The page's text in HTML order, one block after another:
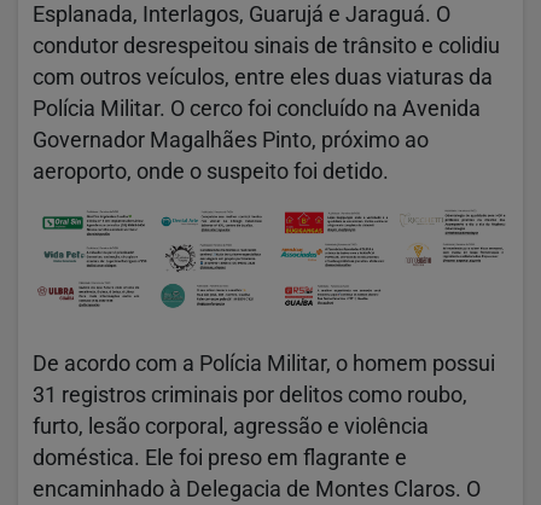
Esplanada, Interlagos, Guarujá e Jaraguá. O
condutor desrespeitou sinais de trânsito e colidiu
com outros veículos, entre eles duas viaturas da
Polícia Militar. O cerco foi concluído na Avenida
Governador Magalhães Pinto, próximo ao
aeroporto, onde o suspeito foi detido.
De acordo com a Polícia Militar, o homem possui
31 registros criminais por delitos como roubo,
furto, lesão corporal, agressão e violência
doméstica. Ele foi preso em flagrante e
encaminhado à Delegacia de Montes Claros. O